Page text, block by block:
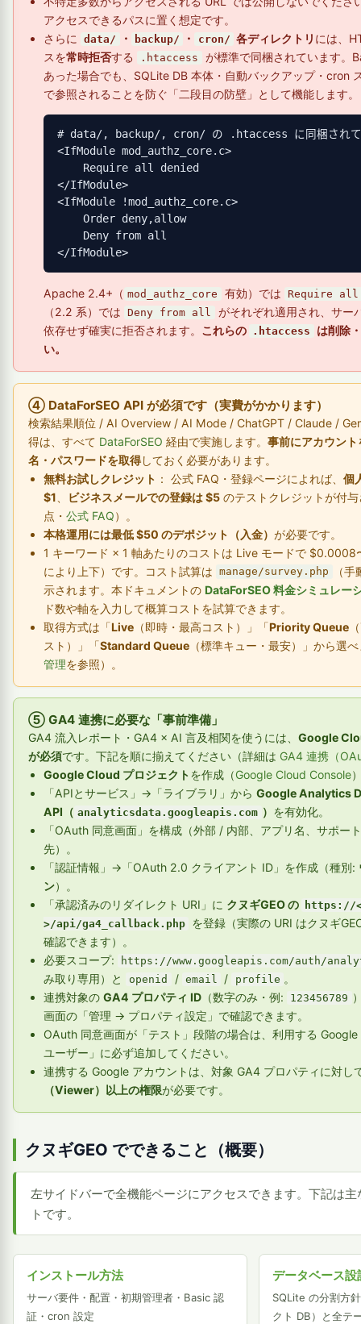
アクセスできるパスに置く想定です。
さらに
data/ ・ backup/ ・ cron/ 各ディレクトリ には、
スを常時拒否する .htaccess
が標準で同梱されています。
あった場合でも、SQLite DB 本体・自動バックアップ・cron
で参照されることを防ぐ「二段目の防壁」として機能します。
# data/, backup/, cron/ の .htaccess に同梱されて
<IfModule mod_authz_core.c>
    Require all denied
</IfModule>
<IfModule !mod_authz_core.c>
    Order deny,allow
    Deny from all
</IfModule>
Apache 2.4+（ mod_authz_core 有効）では Require all
（2.2 系）では Deny from all
がそれぞれ適用され、サー
依存せず確実に拒否されます。 これらの .htaccess
は削除
い。
④ DataForSEO API が必須です（実費がかかります）
検索結果順位 / AI Overview / AI Mode / ChatGPT / Claude /
得は、すべて DataForSEO 経由で実施します。 事前にアカウン
名・パスワードを取得しておく必要があります。
無料お試しクレジット ： 公式 FAQ・登録ページによれば、 個
$1
ビジネスメールでの登録は $5のテストクレジットが付
点・ 公式 FAQ）。
本格運用には最低 $50 のデポジット（入金） が必要です。
1 キーワード × 1 軸あたりのコストは Live モードで
により上下）です。コスト試算は
manage/survey.php
（
示されます。本ドキュメントの DataForSEO 料金シミュレー
ド数や軸を入力して概算コストを試算できます。
取得方式は「Live（即時・最高コスト）」「Priority Queue
スト）」「Standard Queue（標準キュー・最安）」から選
管理を参照）。
⑤ GA4 連携に必要な「事前準備」
GA4 流入レポート・GA4 × AI 言及相関を使うには、 Google
が必須です。下記を順に揃えてください（詳細は GA4 連携（
Google Cloud プロジェクトを作成（Google Cloud Console
「APIとサービス」→「ライブラリ」から Google Analytics
API（ analyticsdata.googleapis.com ） を有効化。
「OAuth 同意画面」を構成（外部 / 内部、アプリ名、サポー
先）。
「認証情報」→「OAuth 2.0 クライアント ID」を作成（種別:
ン）。
「承認済みのリダイレクト URI」に クヌギGEO の
https://<
>/api/ga4_callback.php
を登録（実際の URI はクヌギ
確認できます）。
必要スコープ:
https://www.googleapis.com/auth/
み取り専用）と openid / email / profile 。
連携対象の GA4 プロパティ ID（数字のみ・例: 123456789
画面の「管理 → プロパティ設定」で確認できます。
OAuth 同意画面が「テスト」段階の場合は、利用する
ユーザー」に必ず追加してください。
連携する Google アカウントは、対象 GA4 プロパティに対し
（Viewer）以上の権限が必要です。
クヌギGEO でできること（概要）
左サイドバーで全機能ページにアクセスできます。下記は
トです。
インストール方法
サーバ要件・配置・初期管理者・Basic 認
証・cron 設定
データベース設
SQLite の分割方
クト DB）と全テ